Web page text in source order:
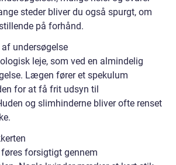
steder bliver du også spurgt, om
på forhånd.
undersøgelse
leje, som ved en almindelig
Lægen fører et spekulum
for at få frit udsyn til
og slimhinderne bliver ofte renset
forsigtigt gennem